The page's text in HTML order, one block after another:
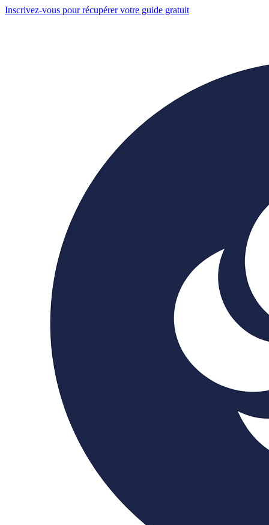
Inscrivez-vous pour récupérer votre guide gratuit